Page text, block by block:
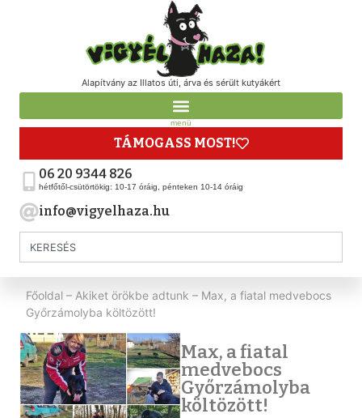
Alapítvány az Illatos úti, árva és sérült kutyákért
menü
TÁMOGASS MOST!
06 20 9344 826
hétfőtől-csütörtökig: 10-17 óráig, pénteken 10-14 óráig
info@vigyelhaza.hu
Főoldal – Akiket örökbe adtunk – Max, a fiatal medvebocs
Győrzámolyba költözött!
Max, a fiatal
medvebocs
Győrzámolyba
költözött!